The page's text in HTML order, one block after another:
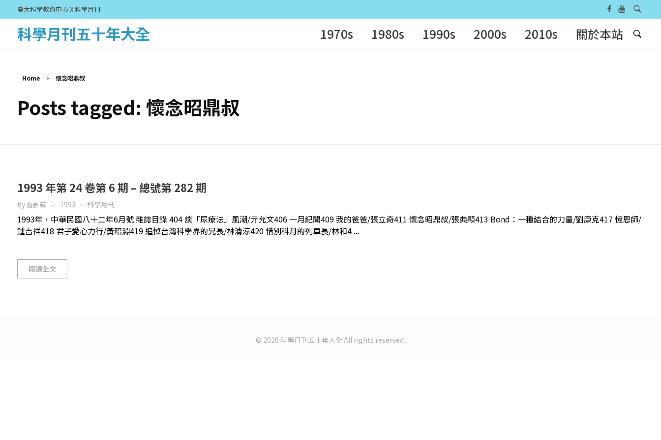
臺大科學教育中心 X 科學月刊
科學月刊五十年大全 1970s 1980s 1990s 2000s 2010s 關於本站
Home 懷念昭鼎叔
Posts tagged: 懷念昭鼎叔
1993 年第 24 卷第 6 期 – 總號第 282 期
by 裔彥 蘇 1993 科學月刊
1993年，中華民國八十二年6月號 雜誌目錄 404 談「尿療法」風潮/亓允文406 一月紀聞409 我的爸爸/張立奇411 懷念昭鼎叔/張典顯413 Bond：一種結合的力量/劉康克417 憶恩師/
鍾吉祥418 君子愛心力行/黃昭淵419 追悼台灣科學界的兄長/林清涼420 惜別科月的列車長/林和4 ...
閱讀全文
© 2026 科學月刊五十年大全 All rights reserved.